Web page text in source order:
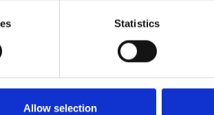
Statistics
Allow selection
jakości
Zaczynamy od starannego
wyboru wysokiej jakości
skanerów obrazowych